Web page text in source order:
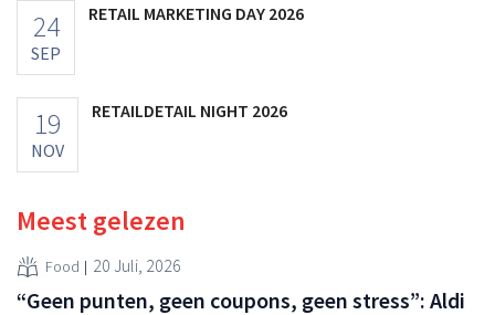
24
SEP
RETAIL MARKETING DAY 2026
19
NOV
RETAILDETAIL NIGHT 2026
Meest gelezen
Food 20 Juli, 2026
“Geen punten, geen coupons, geen stress”: Aldi